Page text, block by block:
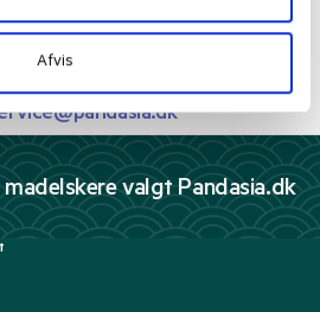
Afvis
30 27 78 78
E-mail support
valgt Pandasia.dk